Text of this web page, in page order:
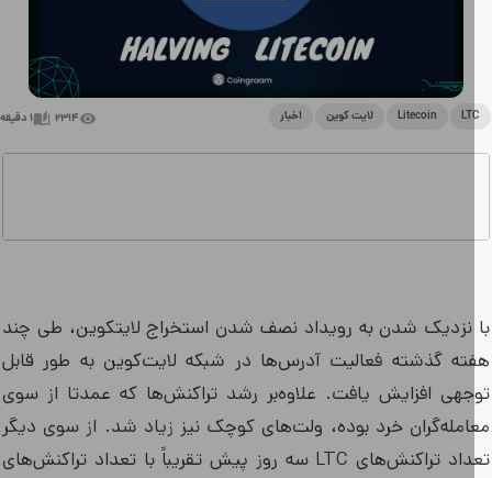
Litecoin لایت کوین اخبار 2314
1دقیقه
نزدیک شدن به رویداد نصف شدن استخراج لایتکوین، طی چند
گذشته فعالیت آدرس‌ها در شبکه لایت‌کوین به طور قابل
افزایش یافت. علاوه‌بر رشد تراکنش‌ها که عمدتا از سوی
خرد بوده، ولت‌های کوچک نیز زیاد شد. از سوی دیگر
تعداد تراکنش‌های LTC سه روز پیش تقریباً با تعداد تراکنش‌های